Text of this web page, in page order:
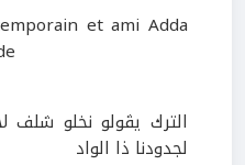
et ami Adda
الترك يڤولو نخلو
لجدودنا ذا الواد